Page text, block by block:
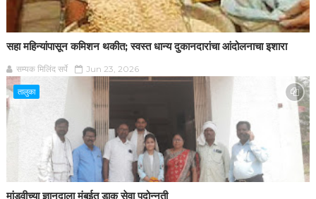
सहा महिन्यांपासून कमिशन थकीत; स्वस्त धान्य दुकानदारांचा आंदोलनाचा इशारा
सम्यक मिलिंद सर्पे Jun 23, 2026
तालुका
मांडवीच्या ज्ञानदाला मुंबईत डाक सेवा पदोन्नती